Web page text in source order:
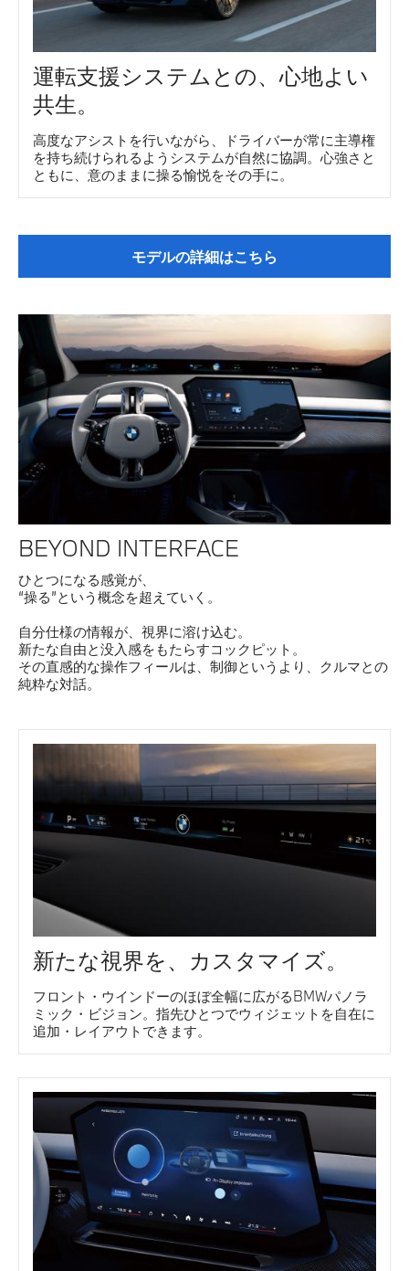
運転支援システムとの、心地よい
共生。
高度なアシストを行いながら、ドライバーが常に主導権
を持ち続けられるようシステムが自然に協調。心強さと
ともに、意のままに操る愉悦をその手に。
モデルの詳細はこちら
BEYOND INTERFACE
ひとつになる感覚が、
“操る”という概念を超えていく。
自分仕様の情報が、視界に溶け込む。
新たな自由と没入感をもたらすコックピット。
その直感的な操作フィールは、制御というより、クルマとの
純粋な対話。
新たな視界を、カスタマイズ。
フロント・ウインドーのほぼ全幅に広がるBMWパノラ
ミック・ビジョン。指先ひとつでウィジェットを自在に
追加・レイアウトできます。